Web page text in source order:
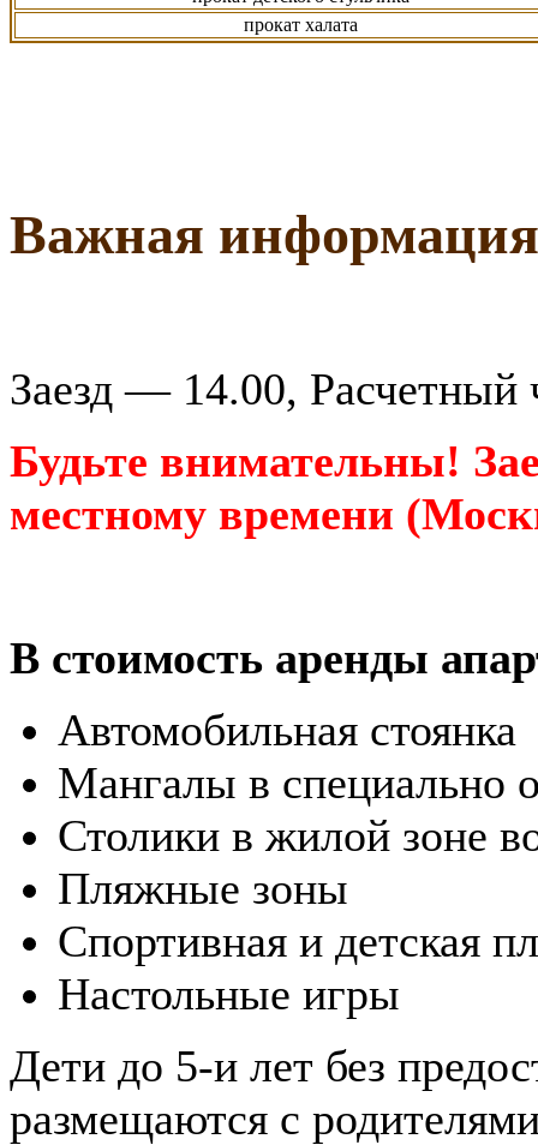
прокат халата
Важная информация
Заезд — 14.00,
Будьте внимательны!
местному времени
В стоимость аренды
Автомобильная стоянка
Мангалы в специально
Столики в жилой зоне
Пляжные зоны
Спортивная и детская
Настольные игры
Дети до 5-и лет без
размещаются с